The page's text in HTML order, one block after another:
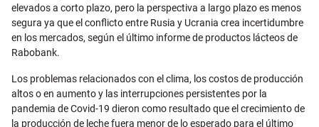
elevados a corto plazo, pero la perspectiva a largo plazo es menos
segura ya que el conflicto entre Rusia y Ucrania crea incertidumbre
en los mercados, según el último informe de productos lácteos de
Rabobank.
Los problemas relacionados con el clima, los costos de producción
altos o en aumento y las interrupciones persistentes por la
pandemia de Covid-19 dieron como resultado que el crecimiento de
la producción de leche fuera menor de lo esperado para el último